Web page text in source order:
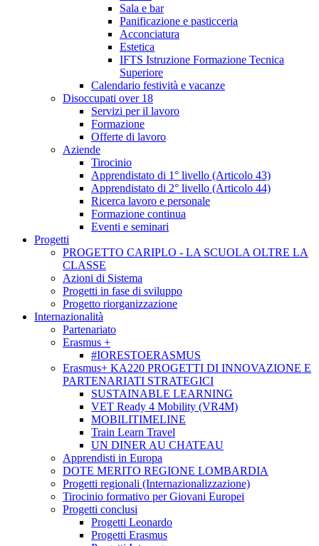
Sala e bar
Panificazione e pasticceria
Acconciatura
Estetica
IFTS Istruzione Formazione Tecnica
Superiore
Calendario festività e vacanze
Disoccupati over 18
Servizi per il lavoro
Formazione
Offerte di lavoro
Aziende
Tirocinio
Apprendistato di 1° livello (Articolo 43)
Apprendistato di 2° livello (Articolo 44)
Ricerca lavoro e personale
Formazione continua
Eventi e seminari
Progetti
PROGETTO CARIPLO - LA SCUOLA OLTRE LA
CLASSE
Azioni di Sistema
Progetti in fase di sviluppo
Progetto riorganizzazione
Internazionalità
Partenariato
Erasmus +
#IORESTOERASMUS
Erasmus+ KA220 PROGETTI DI INNOVAZIONE E
PARTENARIATI STRATEGICI
SUSTAINABLE LEARNING
VET Ready 4 Mobility (VR4M)
MOBILITIMELINE
Train Learn Travel
UN DINER AU CHATEAU
Apprendisti in Europa
DOTE MERITO REGIONE LOMBARDIA
Progetti regionali (Internazionalizzazione)
Tirocinio formativo per Giovani Europei
Progetti conclusi
Progetti Leonardo
Progetti Erasmus